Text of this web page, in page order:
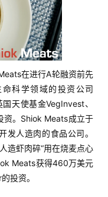
在进行A轮融资前先
科学领域的投资公司
天使基金VegInvest、
。Shiok Meats成立于
发人造肉的食品公司。
造虾肉碎“用在烧麦点心
Meats获得460万美元
投资。